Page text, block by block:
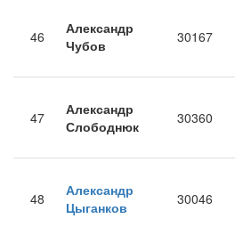
46
Александр
Чубов
30167
47
Александр
Слободнюк
30360
48
Александр
Цыганков
30046